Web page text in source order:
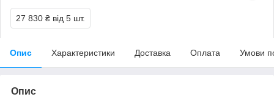
27 830 ₴ від 5 шт.
Опис Характеристики Доставка Оплата Умови
Опис